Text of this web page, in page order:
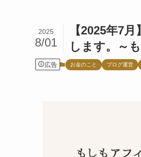
【2025年7
します。～
2025
8/01
広告 お金のこと ブログ運営